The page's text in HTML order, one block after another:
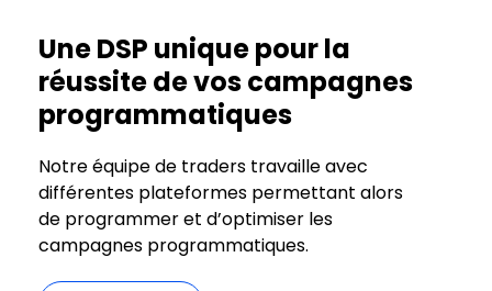
Une DSP unique pour la
réussite de vos campagnes
programmatiques
Notre équipe de traders travaille avec
différentes plateformes permettant alors
de programmer et d’optimiser les
campagnes programmatiques.